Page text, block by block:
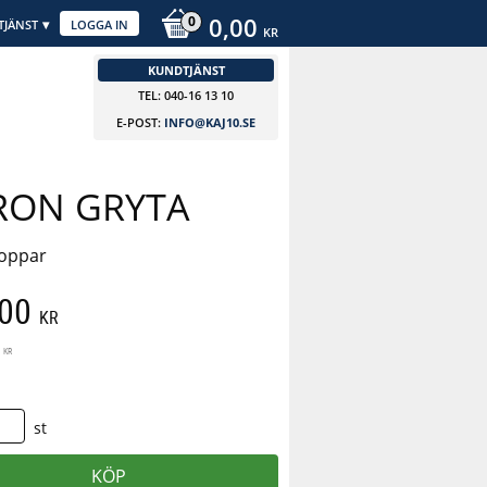
0,00 KR
LOGGA IN
KUNDTJÄNST
TEL: 040-16 13 10
E-POST: INFO@KAJ10.SE
GRYTA
pris:
KR
KR
st
KÖP